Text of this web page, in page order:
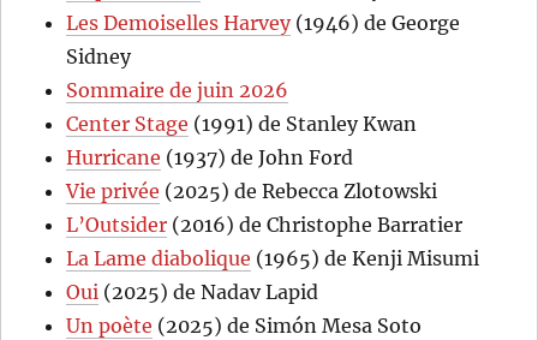
Les Demoiselles Harvey(1946) de George
Sidney
Sommaire de juin 2026
Center Stage (1991) de Stanley Kwan
Hurricane (1937) de John Ford
Vie privée (2025) de Rebecca Zlotowski
L’Outsider (2016) de Christophe Barratier
La Lame diabolique (1965) de Kenji Misumi
Oui (2025) de Nadav Lapid
Un poète (2025) de Simón Mesa Soto